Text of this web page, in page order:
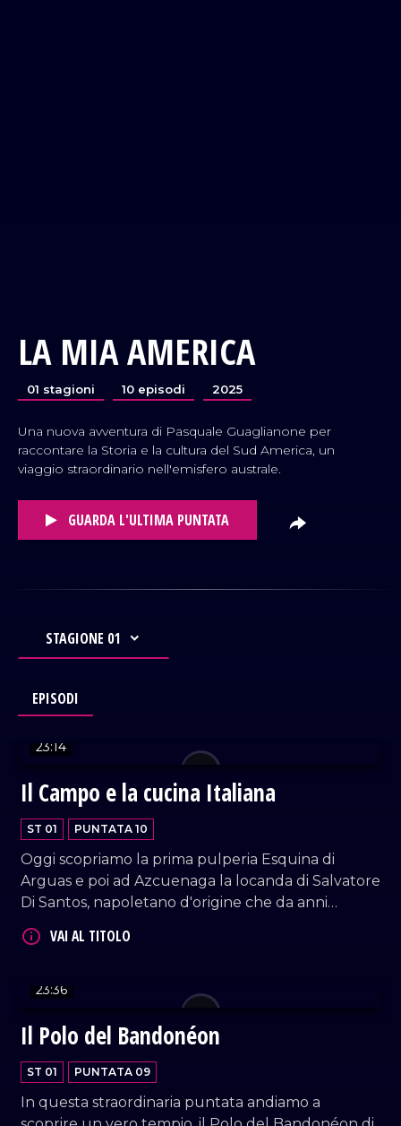
LA MIA AMERICA
01 stagioni 10 episodi 2025
Una nuova avventura di Pasquale Guaglianone per
raccontare la Storia e la cultura del Sud America, un
viaggio straordinario nell'emisfero australe.
GUARDA L'ULTIMA PUNTATA
STAGIONE 01
EPISODI
23:14
Il Campo e la cucina Italiana
ST 01 PUNTATA 10
Oggi scopriamo la prima pulperia Esquina di
Arguas e poi ad Azcuenaga la locanda di Salvatore
Di Santos, napoletano d'origine che da anni
accoglie gli argentini con il sorriso e i sapori
autentici della cucina italiana. Un angolo d'Italia
racconta una storia di passione, tradizione e
VAI AL TITOLO
23:36
Il Polo del Bandonéon
ST 01 PUNTATA 09
In questa straordinaria puntata andiamo a
VAI AL TITOLO
VAI AL TITOLO
VAI AL TITOLO